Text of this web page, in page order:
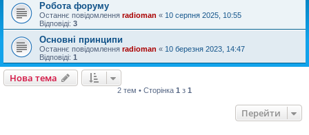
Робота форуму
Останнє повідомлення radioman « 10 серпня 2025, 10:55
Відповіді: 3
Основні принципи
Останнє повідомлення radioman « 10 березня 2023, 14:47
Відповіді: 1
Нова тема
2 тем • Сторінка 1 з 1
Перейти